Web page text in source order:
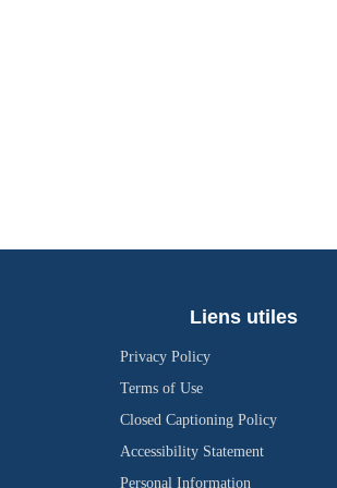
Liens utiles
Privacy Policy
Terms of Use
Closed Captioning Policy
Accessibility Statement
Personal Information